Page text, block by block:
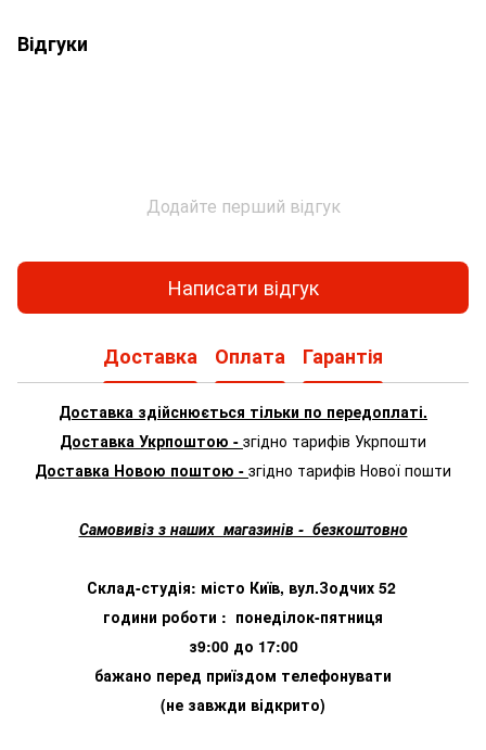
Відгуки
Додайте перший відгук
Написати відгук
Доставка Оплата Гарантія
Доставка здійснюється тільки по передоплаті.
Доставка Укрпоштою - згідно тарифів Укрпошти
Доставка Новою поштою - згідно тарифів Нової пошти
Самовивіз з наших магазинів - безкоштовно
Склад-студія: місто Київ, вул.Зодчих 52
години роботи : понеділок-пятниця
з9:00 до 17:00
бажано перед приїздом телефонувати
(не завжди відкрито)